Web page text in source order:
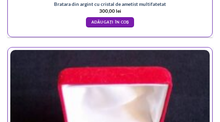
Bratara din argint cu cristal de ametist multifatetat
300,00lei
ADĂUGAȚI ÎN COȘ